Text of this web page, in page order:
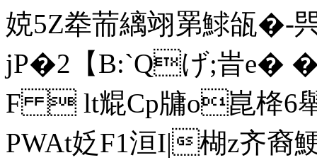
娔5Z牶荋縭翊罤鯄瓵�-
jP�2【B:`Qげ;旹e� �
F  lt尡Cp牗o崑栙6
PWAt姂F1洹I|楜z齐裔